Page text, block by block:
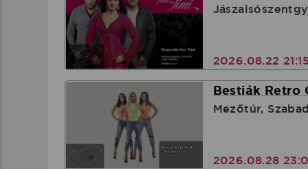
2026.08.22
Bestiák Retro
Mezőtúr,
2026.08.28